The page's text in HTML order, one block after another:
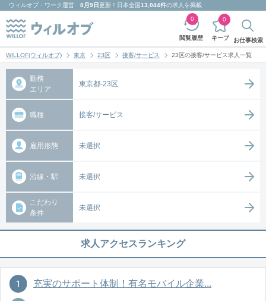
ウィルオブ・ワーク運営 8月9日更新！日本全国13,044件の求人を掲載
閲覧履歴
0
キープ
0
お仕事検索
WILLOF(ウィルオブ) 東京 23区 接客/サービス 23区の接客/サービス求人一覧
勤務
エリア
東京都-23区
職種 接客/サービス
雇用形態 未選択
沿線・駅 未選択
こだわり
条件
未選択
求人アクセスランキング
充実のサポート体制！有名モバイル企業...